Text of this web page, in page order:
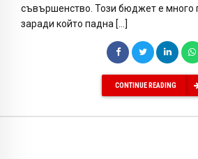
съвършенство. Този бюджет е
заради който падна […]
CONTINUE READING